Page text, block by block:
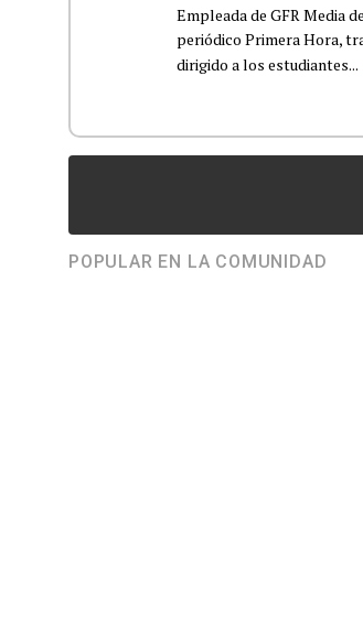
Empleada de GFR Media
periódico Primera Hora,
dirigido a los estudiantes...
POPULAR EN LA COMUNIDAD